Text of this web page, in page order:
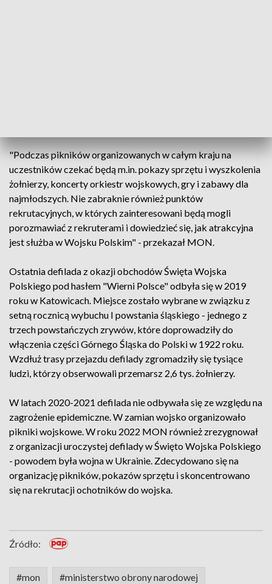
"Podczas pikników organizowanych w całym kraju na
uczestników czekać będą m.in. pokazy sprzętu i wyszkolenia
żołnierzy, koncerty orkiestr wojskowych, gry i zabawy dla
najmłodszych. Nie zabraknie również punktów
rekrutacyjnych, w których zainteresowani będą mogli
porozmawiać z rekruterami i dowiedzieć się, jak atrakcyjna
jest służba w Wojsku Polskim" - przekazał MON.
Ostatnia defilada z okazji obchodów Święta Wojska
Polskiego pod hasłem "Wierni Polsce" odbyła się w 2019
roku w Katowicach. Miejsce zostało wybrane w związku z
setną rocznicą wybuchu I powstania śląskiego - jednego z
trzech powstańczych zrywów, które doprowadziły do
włączenia części Górnego Śląska do Polski w 1922 roku.
Wzdłuż trasy przejazdu defilady zgromadziły się tysiące
ludzi, którzy obserwowali przemarsz 2,6 tys. żołnierzy.
W latach 2020-2021 defilada nie odbywała się ze względu na
zagrożenie epidemiczne. W zamian wojsko organizowało
pikniki wojskowe. W roku 2022 MON również zrezygnował
z organizacji uroczystej defilady w Święto Wojska Polskiego
- powodem była wojna w Ukrainie. Zdecydowano się na
organizację pikników, pokazów sprzętu i skoncentrowano
się na rekrutacji ochotników do wojska.
Źródło:
#mon #ministerstwo obrony narodowej